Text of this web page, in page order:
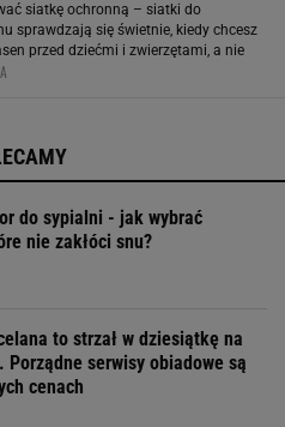
siatkę ochronną – siatki do
sprawdzają się świetnie, kiedy chcesz
przed dziećmi i zwierzętami, a nie
funduszy na ogrodzenia.
do sypialni - jak wybrać
nie zakłóci snu?
to strzał w dziesiątkę na
Porządne serwisy obiadowe są
cenach